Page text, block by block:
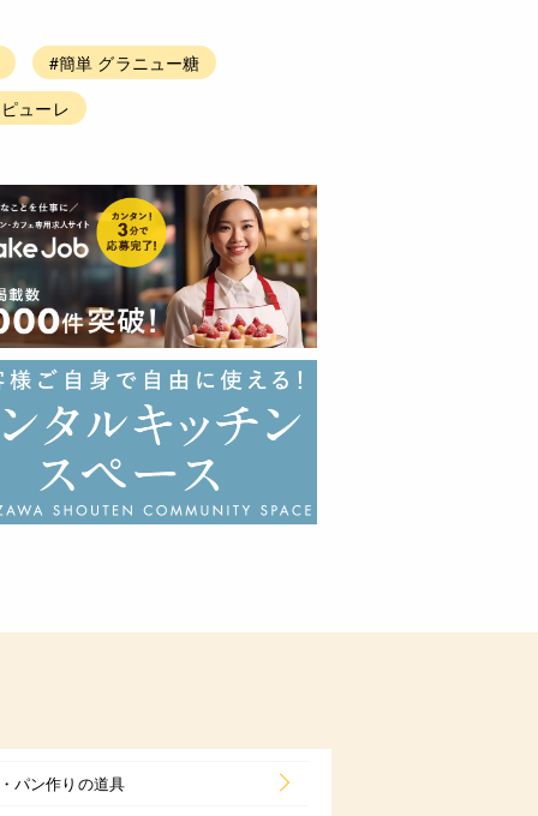
#簡単 グラニュー糖
ューレ
パン作りの道具